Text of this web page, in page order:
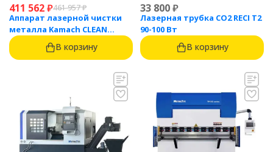
411 562₽461 957₽
Аппарат лазерной чистки
металла Kamach CLEAN
1500BW
В корзину
33 800₽
Лазерная трубка CO2 RECI T2
90-100 Вт
В корзину